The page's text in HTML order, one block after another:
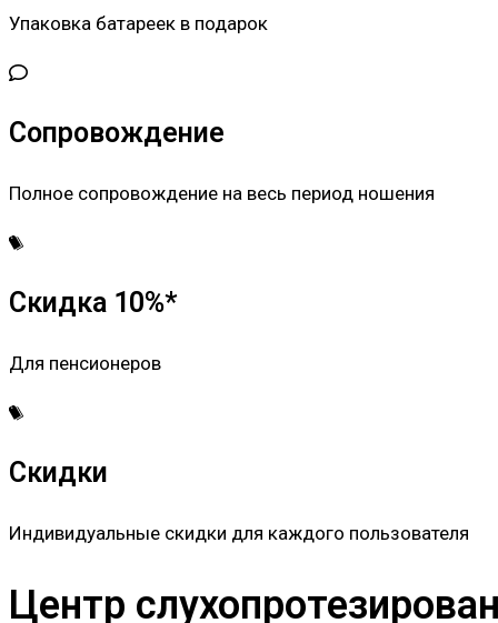
Упаковка батареек в подарок
Сопровождение
Полное сопровождение на весь период ношения
Скидка 10%*
Для пенсионеров
Скидки
Индивидуальные скидки для каждого пользователя
Центр